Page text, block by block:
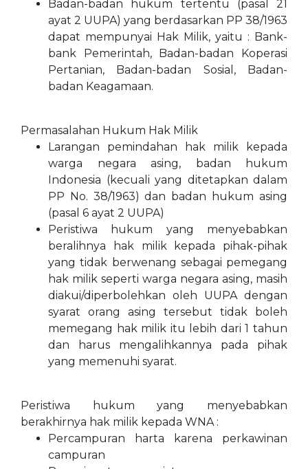
Badan-badan hukum tertentu (pasal 21
ayat 2 UUPA) yang berdasarkan PP 38/1963
dapat mempunyai Hak Milik, yaitu : Bank-
bank Pemerintah, Badan-badan Koperasi
Pertanian, Badan-badan Sosial, Badan-
badan Keagamaan.
Permasalahan Hukum Hak Milik
Larangan pemindahan hak milik kepada
warga negara asing, badan hukum
Indonesia (kecuali yang ditetapkan dalam
PP No. 38/1963) dan badan hukum asing
(pasal 6 ayat 2 UUPA)
Peristiwa hukum yang menyebabkan
beralihnya hak milik kepada pihak-pihak
yang tidak berwenang sebagai pemegang
hak milik seperti warga negara asing, masih
diakui/diperbolehkan oleh UUPA dengan
syarat orang asing tersebut tidak boleh
memegang hak milik itu lebih dari 1 tahun
dan harus mengalihkannya pada pihak
yang memenuhi syarat.
Peristiwa hukum yang menyebabkan
berakhirnya hak milik kepada WNA :
Percampuran harta karena perkawinan
campuran